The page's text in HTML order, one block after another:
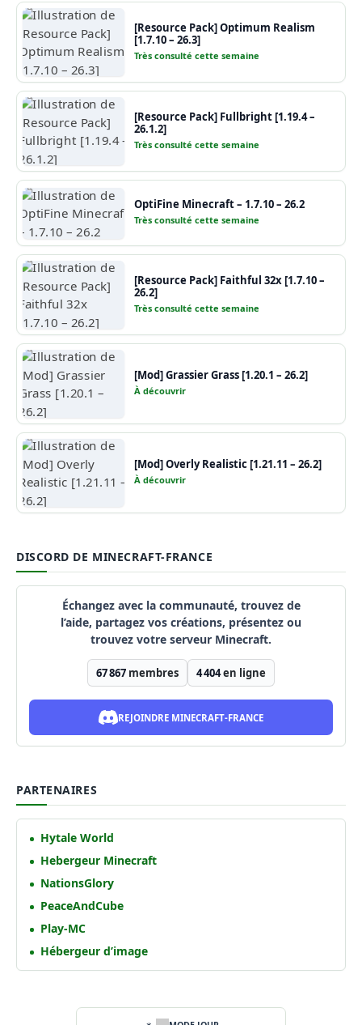
[Resource Pack] Optimum Realism
[1.7.10 – 26.3]
Très consulté cette semaine
[Resource Pack] Fullbright [1.19.4 –
26.1.2]
Très consulté cette semaine
OptiFine Minecraft – 1.7.10 – 26.2
Très consulté cette semaine
[Resource Pack] Faithful 32x [1.7.10 –
26.2]
Très consulté cette semaine
[Mod] Grassier Grass [1.20.1 – 26.2]
À découvrir
[Mod] Overly Realistic [1.21.11 – 26.2]
À découvrir
DISCORD DE MINECRAFT-FRANCE
Échangez avec la communauté, trouvez de
l’aide, partagez vos créations, présentez ou
trouvez votre serveur Minecraft.
67 867 membres 4 404en ligne
REJOINDRE MINECRAFT-FRANCE
PARTENAIRES
Hytale World
Hebergeur Minecraft
NationsGlory
PeaceAndCube
Play-MC
Hébergeur d’image